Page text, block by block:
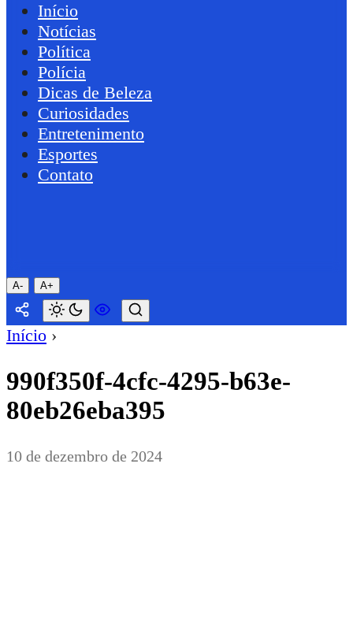
Início
Notícias
Política
Polícia
Dicas de Beleza
Curiosidades
Entretenimento
Esportes
Contato
A- A+
Início ›
990f350f-4cfc-4295-b63e-
80eb26eba395
10 de dezembro de 2024